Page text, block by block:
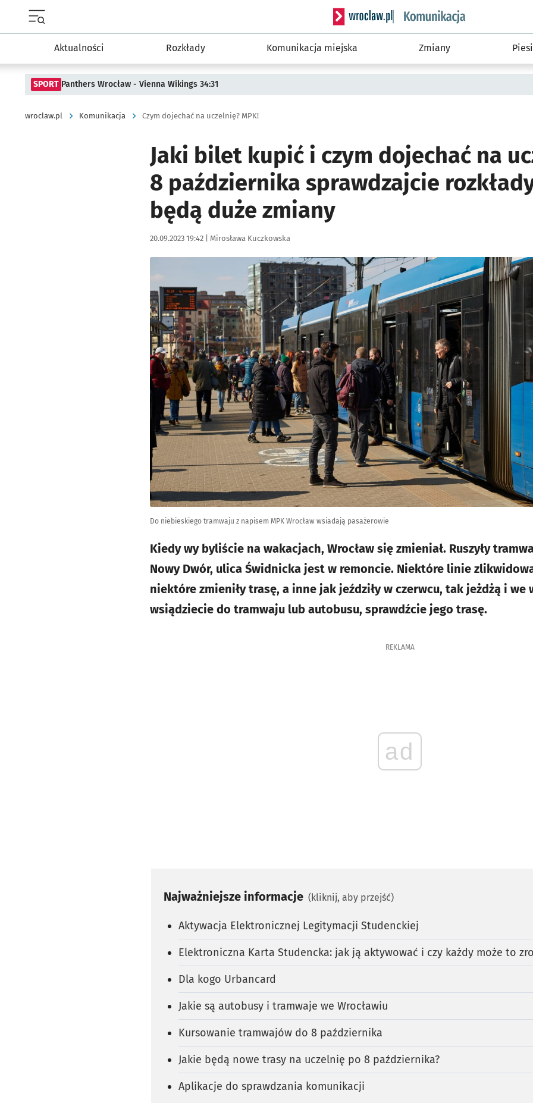
Serwis informacyjny wroclaw.pl podserwis:
Aktualności Rozkłady Komunikacja miejska Zmiany Piesi
SPORT Panthers Wrocław - Vienna Wikings 34:31
wroclaw.pl Komunikacja Czym dojechać na uczelnię? MPK!
Jaki bilet kupić i czym dojechać na
8 października sprawdzajcie
będą duże zmiany
Data publikacji:
20.09.2023 19:42 | Autor:
Mirosława Kuczkowska
Do niebieskiego tramwaju z napisem MPK Wrocław wsiadają pasażerowie
Kiedy wy byliście na wakacjach, Wrocław się zmieniał. Ruszyły
Nowy Dwór, ulica Świdnicka jest w remoncie. Niektóre linie
niektóre zmieniły trasę, a inne jak jeździły w czerwcu, tak jeżdżą i we
wsiądziecie do tramwaju lub autobusu, sprawdźcie jego trasę.
REKLAMA
ad
Najważniejsze informacje (kliknij, aby przejść)
Aktywacja Elektronicznej Legitymacji Studenckiej
Elektroniczna Karta Studencka: jak ją aktywować i czy każdy może to
Dla kogo Urbancard
Jakie są autobusy i tramwaje we Wrocławiu
Kursowanie tramwajów do 8 października
Jakie będą nowe trasy na uczelnię po 8 października?
Aplikacje do sprawdzania komunikacji